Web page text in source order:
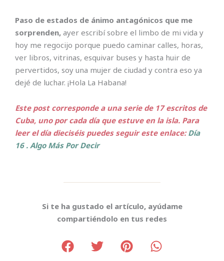
Paso de estados de ánimo antagónicos que me
sorprenden, ayer escribí sobre el limbo de mi vida y
hoy me regocijo porque puedo caminar calles, horas,
ver libros, vitrinas, esquivar buses y hasta huir de
pervertidos, soy una mujer de ciudad y contra eso ya
dejé de luchar. ¡Hola La Habana!
Este post corresponde a una serie de 17 escritos de
Cuba, uno por cada día que estuve en la isla. Para
leer el día dieciséis puedes seguir este enlace:Día
16 . Algo Más Por Decir
Si te ha gustado el artículo, ayúdame
compartiéndolo en tus redes